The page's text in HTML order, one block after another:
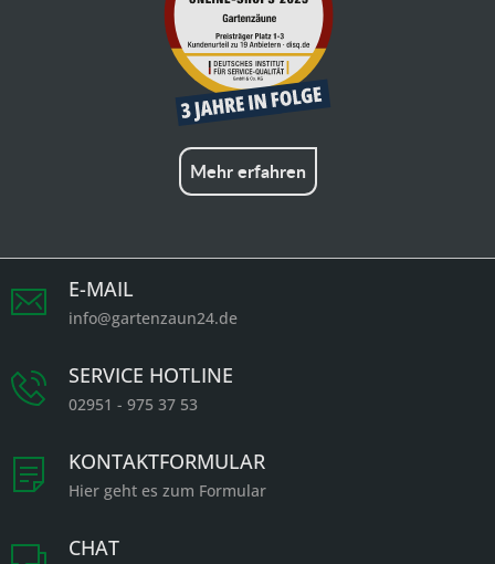
Mehr erfahren
E-MAIL
info@gartenzaun24.de
SERVICE HOTLINE
02951 - 975 37 53
KONTAKTFORMULAR
Hier geht es zum Formular
CHAT